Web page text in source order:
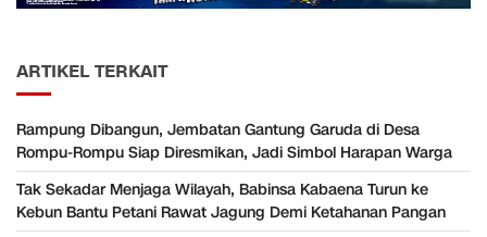
ARTIKEL TERKAIT
Rampung Dibangun, Jembatan Gantung Garuda di Desa
Rompu-Rompu Siap Diresmikan, Jadi Simbol Harapan Warga
Tak Sekadar Menjaga Wilayah, Babinsa Kabaena Turun ke
Kebun Bantu Petani Rawat Jagung Demi Ketahanan Pangan